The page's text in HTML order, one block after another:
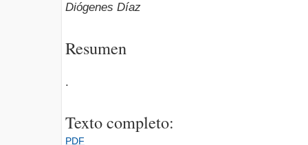
Diógenes Díaz
Resumen
.
Texto completo:
PDF